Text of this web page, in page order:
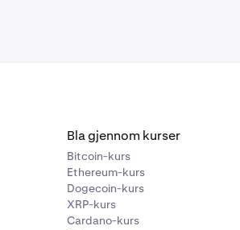
Bla gjennom kurser
Bitcoin-kurs
Ethereum-kurs
Dogecoin-kurs
XRP-kurs
Cardano-kurs